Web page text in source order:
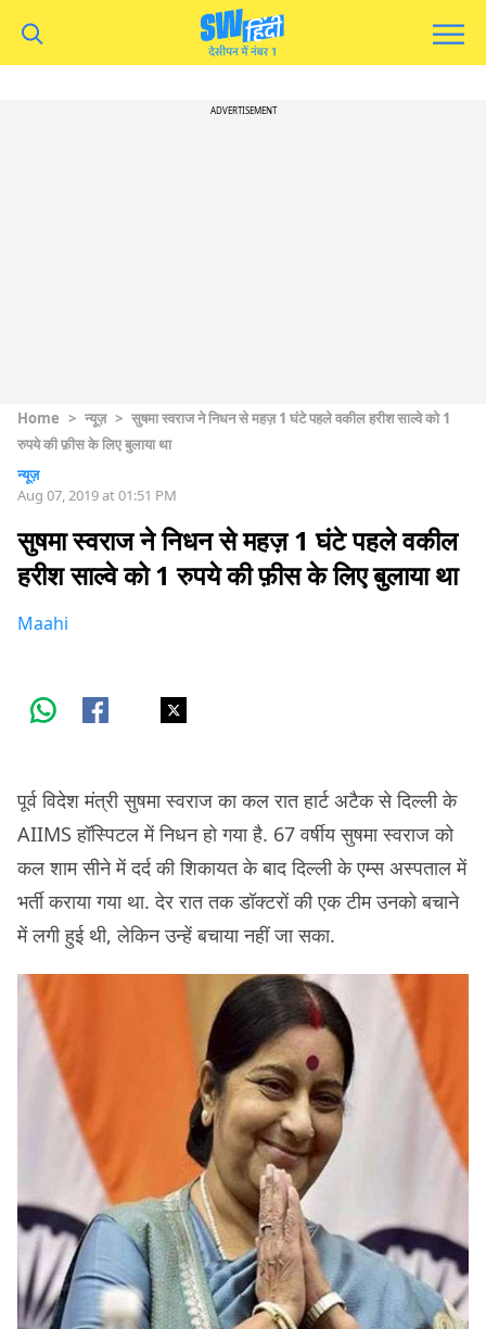
ADVERTISEMENT
Home > न्यूज़ > सुषमा स्वराज ने निधन से महज़ 1 घंटे पहले वकील हरीश साल्वे को 1
रुपये की फ़ीस के लिए बुलाया था
न्यूज़
Aug 07, 2019 at 01:51 PM
सुषमा स्वराज ने निधन से महज़ 1 घंटे पहले वकील
हरीश साल्वे को 1 रुपये की फ़ीस के लिए बुलाया था
Maahi
पूर्व विदेश मंत्री सुषमा स्वराज का कल रात हार्ट अटैक से दिल्ली के
AIIMS हॉस्पिटल में निधन हो गया है. 67 वर्षीय सुषमा स्वराज को
कल शाम सीने में दर्द की शिकायत के बाद दिल्ली के एम्स अस्पताल में
भर्ती कराया गया था. देर रात तक डॉक्टरों की एक टीम उनको बचाने
में लगी हुई थी, लेकिन उन्हें बचाया नहीं जा सका.